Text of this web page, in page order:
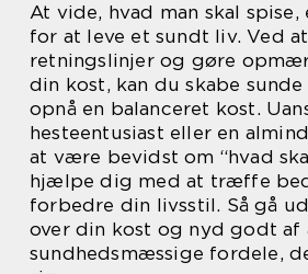
At vide, hvad man skal spise,
for at leve et sundt liv. Ved
retningslinjer og gøre
din kost, kan du skabe sunde
opnå en balanceret kost.
hesteentusiast eller en
at være bevidst om “hvad
hjælpe dig med at træffe
forbedre din livsstil. Så gå
over din kost og nyd godt af
sundhedsmæssige fordele,